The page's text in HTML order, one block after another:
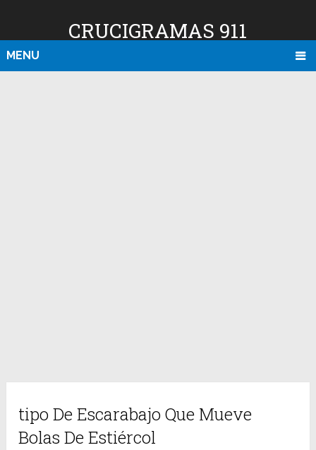
CRUCIGRAMAS 911
MENU
tipo De Escarabajo Que Mueve
Bolas De Estiércol